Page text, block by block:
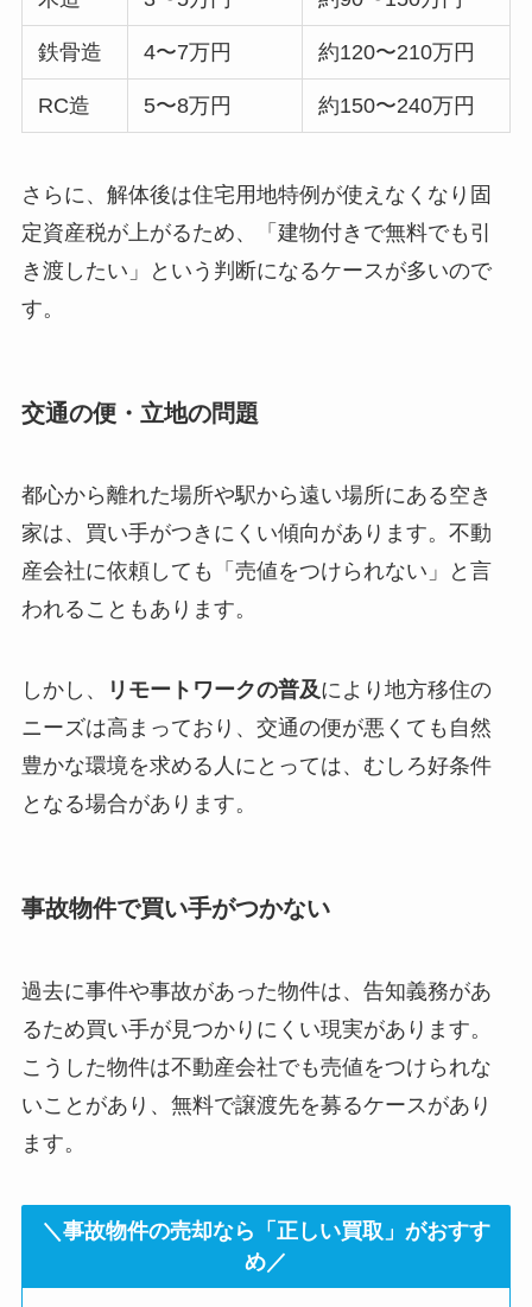
鉄骨造 4〜7万円 約120〜210万円
RC造 5〜8万円 約150〜240万円
さらに、解体後は住宅用地特例が使えなくなり固
定資産税が上がるため、「建物付きで無料でも引
き渡したい」という判断になるケースが多いので
す。
交通の便・立地の問題
都心から離れた場所や駅から遠い場所にある空き
家は、買い手がつきにくい傾向があります。不動
産会社に依頼しても「売値をつけられない」と言
われることもあります。
しかし、 リモートワークの普及により地方移住の
ニーズは高まっており、交通の便が悪くても自然
豊かな環境を求める人にとっては、むしろ好条件
となる場合があります。
事故物件で買い手がつかない
過去に事件や事故があった物件は、告知義務があ
るため買い手が見つかりにくい現実があります。
こうした物件は不動産会社でも売値をつけられな
いことがあり、無料で譲渡先を募るケースがあり
ます。
＼事故物件の売却なら「正しい買取」がおすす
め／